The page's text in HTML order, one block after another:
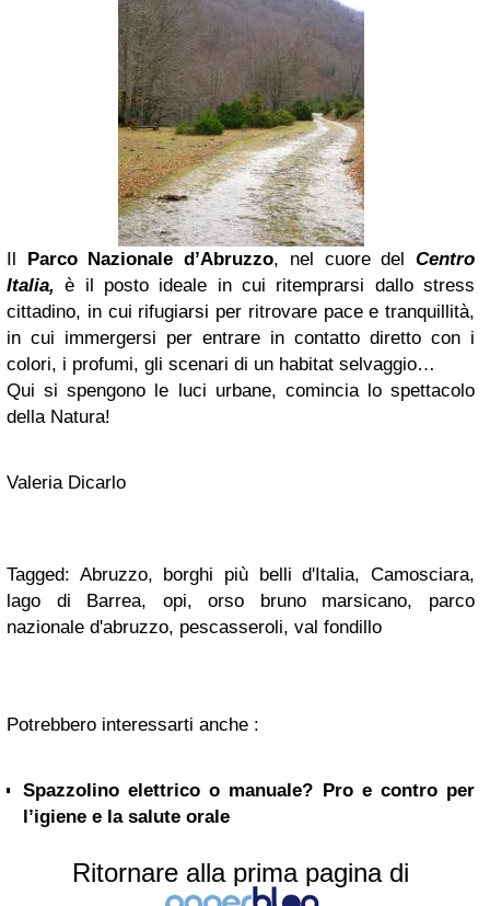
Il Parco Nazionale d’Abruzzo, nel cuore delCentro
Italia, è il posto ideale in cui ritemprarsi dallo stress
cittadino, in cui rifugiarsi per ritrovare pace e tranquillità,
in cui immergersi per entrare in contatto diretto con i
colori, i profumi, gli scenari di un habitat selvaggio…
Qui si spengono le luci urbane, comincia lo spettacolo
della Natura!
Valeria Dicarlo
Tagged: Abruzzo, borghi più belli d'Italia, Camosciara,
lago di Barrea, opi, orso bruno marsicano, parco
nazionale d'abruzzo, pescasseroli, val fondillo
Potrebbero interessarti anche :
Spazzolino elettrico o manuale? Pro e contro per
l’igiene e la salute orale
Ritornare alla prima pagina di